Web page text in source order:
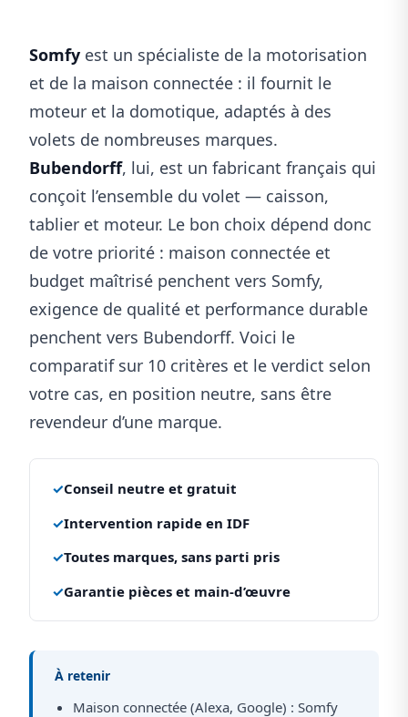
Somfy est un spécialiste de la motorisation
et de la maison connectée : il fournit le
moteur et la domotique, adaptés à des
volets de nombreuses marques.
Bubendorff, lui, est un fabricant français qui
conçoit l’ensemble du volet — caisson,
tablier et moteur. Le bon choix dépend donc
de votre priorité : maison connectée et
budget maîtrisé penchent vers Somfy,
exigence de qualité et performance durable
penchent vers Bubendorff. Voici le
comparatif sur 10 critères et le verdict selon
votre cas, en position neutre, sans être
revendeur d’une marque.
✓Conseil neutre et gratuit
✓Intervention rapide en IDF
✓Toutes marques, sans parti pris
✓Garantie pièces et main-d’œuvre
À retenir
Maison connectée (Alexa, Google) : Somfy